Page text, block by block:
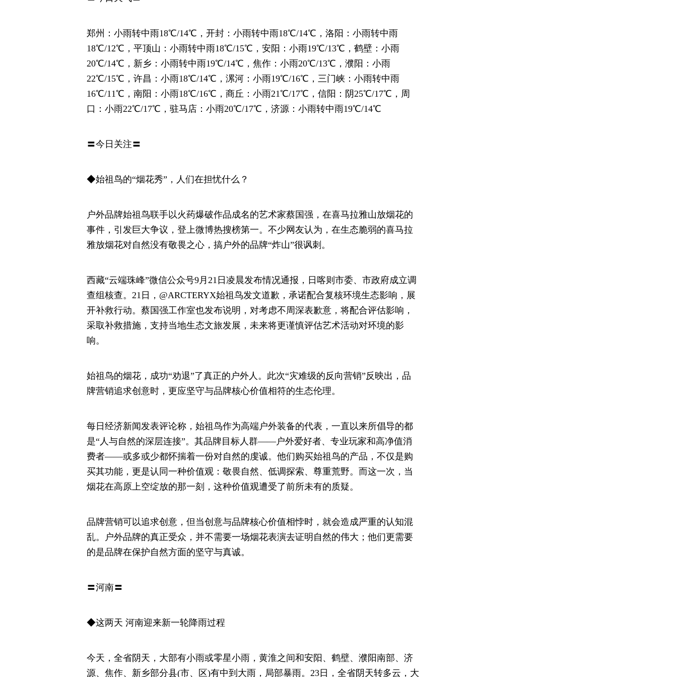
郑州：小雨转中雨18℃/14℃，开封：小雨转中雨18℃/14℃，洛阳：小雨转中雨
18℃/12℃，平顶山：小雨转中雨18℃/15℃，安阳：小雨19℃/13℃，鹤壁：小雨
20℃/14℃，新乡：小雨转中雨19℃/14℃，焦作：小雨20℃/13℃，濮阳：小雨
22℃/15℃，许昌：小雨18℃/14℃，漯河：小雨19℃/16℃，三门峡：小雨转中雨
16℃/11℃，南阳：小雨18℃/16℃，商丘：小雨21℃/17℃，信阳：阴25℃/17℃，周
口：小雨22℃/17℃，驻马店：小雨20℃/17℃，济源：小雨转中雨19℃/14℃
〓今日关注〓
◆始祖鸟的“烟花秀”，人们在担忧什么？
户外品牌始祖鸟联手以火药爆破作品成名的艺术家蔡国强，在喜马拉雅山放烟花的
事件，引发巨大争议，登上微博热搜榜第一。不少网友认为，在生态脆弱的喜马拉
雅放烟花对自然没有敬畏之心，搞户外的品牌“炸山”很讽刺。
西藏“云端珠峰”微信公众号9月21日凌晨发布情况通报，日喀则市委、市政府成立调
查组核查。21日，@ARCTERYX始祖鸟发文道歉，承诺配合复核环境生态影响，展
开补救行动。蔡国强工作室也发布说明，对考虑不周深表歉意，将配合评估影响，
采取补救措施，支持当地生态文旅发展，未来将更谨慎评估艺术活动对环境的影
响。
始祖鸟的烟花，成功“劝退”了真正的户外人。此次“灾难级的反向营销”反映出，品
牌营销追求创意时，更应坚守与品牌核心价值相符的生态伦理。
每日经济新闻发表评论称，始祖鸟作为高端户外装备的代表，一直以来所倡导的都
是“人与自然的深层连接”。其品牌目标人群——户外爱好者、专业玩家和高净值消
费者——或多或少都怀揣着一份对自然的虔诚。他们购买始祖鸟的产品，不仅是购
买其功能，更是认同一种价值观：敬畏自然、低调探索、尊重荒野。而这一次，当
烟花在高原上空绽放的那一刻，这种价值观遭受了前所未有的质疑。
品牌营销可以追求创意，但当创意与品牌核心价值相悖时，就会造成严重的认知混
乱。户外品牌的真正受众，并不需要一场烟花表演去证明自然的伟大；他们更需要
的是品牌在保护自然方面的坚守与真诚。
〓河南〓
◆这两天 河南迎来新一轮降雨过程
今天，全省阴天，大部有小雨或零星小雨，黄淮之间和安阳、鹤壁、濮阳南部、济
源、焦作、新乡部分县(市、区)有中到大雨，局部暴雨。23日，全省阴天转多云，大